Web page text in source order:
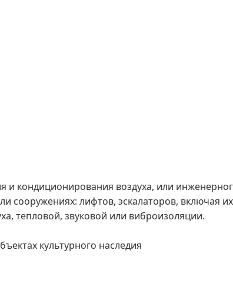
кондиционирования воздуха, или
сооружениях: лифтов, эскалаторов, включая
тепловой, звуковой или виброизоляции.
культурного наследия